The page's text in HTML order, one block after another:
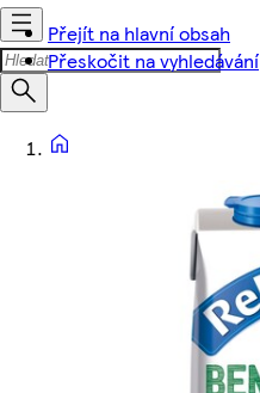
Přejít na hlavní obsah
Přeskočit na vyhledávání